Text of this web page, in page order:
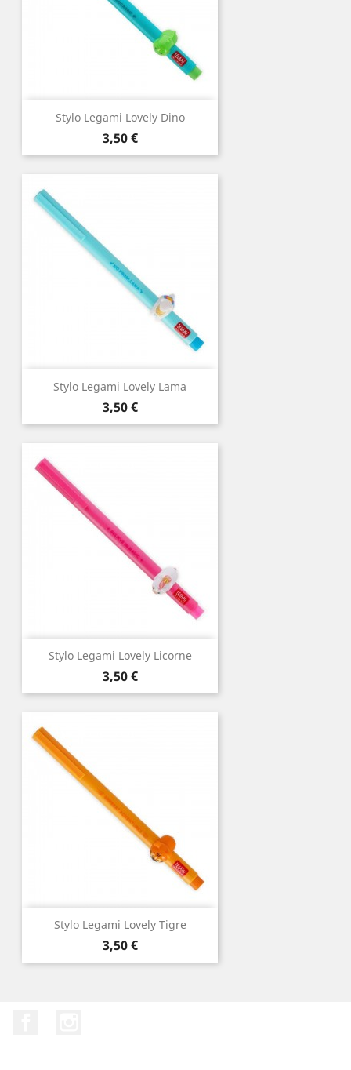
Stylo Legami Lovely Dino
Prix
3,50 €
Stylo Legami Lovely Lama
Prix
3,50 €
Stylo Legami Lovely Licorne
Prix
3,50 €
Stylo Legami Lovely Tigre
Prix
3,50 €